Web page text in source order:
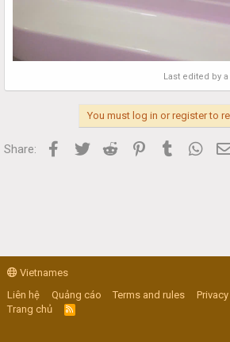
Last edited by
You must log in or register to
Share: Facebook
Twitter Reddit PinterestTumblr
Vietnames
Liên hệ
Quảng cáo Terms and rules
Trang chủ
R
S